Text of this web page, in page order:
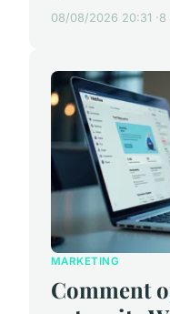
08/08/2026 20:31 8
MARKETING
Comment